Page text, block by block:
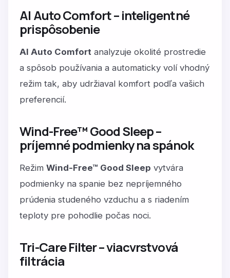
AI Auto Comfort – inteligentné
prispôsobenie
AI Auto Comfort analyzuje okolité prostredie
a spôsob používania a automaticky volí vhodný
režim tak, aby udržiaval komfort podľa vašich
preferencií.
Wind-Free™ Good Sleep –
príjemné podmienky na spánok
RežimWind-Free™ Good Sleep vytvára
podmienky na spanie bez nepríjemného
prúdenia studeného vzduchu a s riadením
teploty pre pohodlie počas noci.
Tri-Care Filter – viacvrstvová
filtrácia